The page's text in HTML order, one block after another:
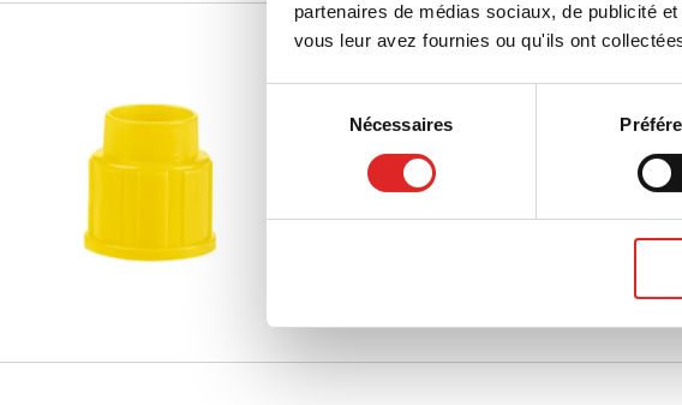
partenaires de médias sociaux, de publicité
vous leur avez fournies ou qu'ils ont
consentement
Nécessaires
14.1513.002
Capuchon de codage,
100 pièce(s)/sachet
Comparer